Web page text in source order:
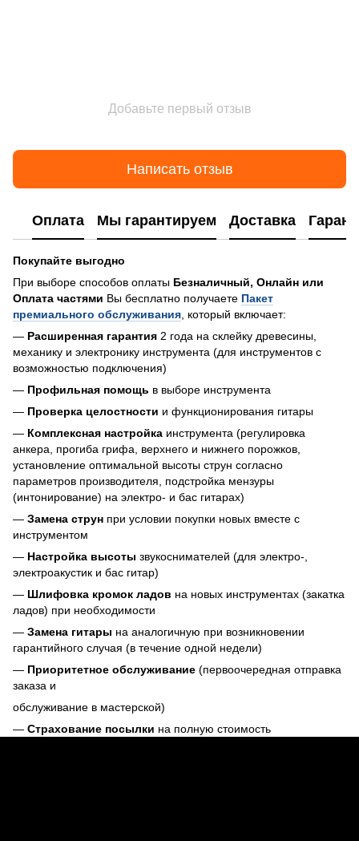
Добавьте первый отзыв
Написать отзыв
Оплата Мы гарантируем Доставка
Покупайте выгодно
При выборе способов оплаты Безналичный, Онлайн или
Оплата частями Вы бесплатно получаете Пакет
премиального обслуживания , который включает:
— Расширенная гарантия 2 года на склейку древесины,
механику и электронику инструмента (для инструментов с
возможностью подключения)
— Профильная помощь в выборе инструмента
— Проверка целостности и функционирования гитары
— Комплексная настройка инструмента (регулировка
анкера, прогиба грифа, верхнего и нижнего порожков,
установление оптимальной высоты струн согласно
параметров производителя, подстройка мензуры
(интонирование) на электро- и бас гитарах)
— Замена струн при условии покупки новых вместе с
инструментом
— Настройка высоты звукоснимателей (для электро-,
электроакустик и бас гитар)
— Шлифовка кромок ладов на новых инструментах (закатка
ладов) при необходимости
— Замена гитары на аналогичную при возникновении
гарантийного случая (в течение одной недели)
— Приоритетное обслуживание (первоочередная отправка
заказа и
обслуживание в мастерской)
— Страхование посылки на полную стоимость